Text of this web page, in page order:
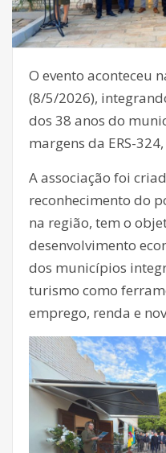
O evento aconteceu
(8/5/2026),
dos 38 anos do
margens da ERS-
A associação foi
reconhecimento do
na região, tem o
desenvolvimento
dos municípios
turismo como
emprego, renda e